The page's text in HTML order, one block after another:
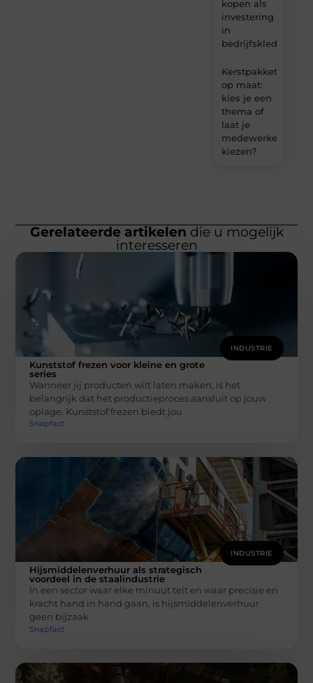
kopen als
investering
in
bedrijfskleding
Kerstpakket
op maat:
kies je een
thema of
laat je
medewerkers
kiezen?
Gerelateerde artikelen die u mogelijk
interesseren
INDUSTRIE
Kunststof frezen voor kleine en grote
series
Wanneer jij producten wilt laten maken, is het
belangrijk dat het productieproces aansluit op jouw
oplage. Kunststof frezen biedt jou
Snapfact
INDUSTRIE
Hijsmiddelenverhuur als strategisch
voordeel in de staalindustrie
In een sector waar elke minuut telt en waar precisie en
kracht hand in hand gaan, is hijsmiddelenverhuur
geen bijzaak
Snapfact